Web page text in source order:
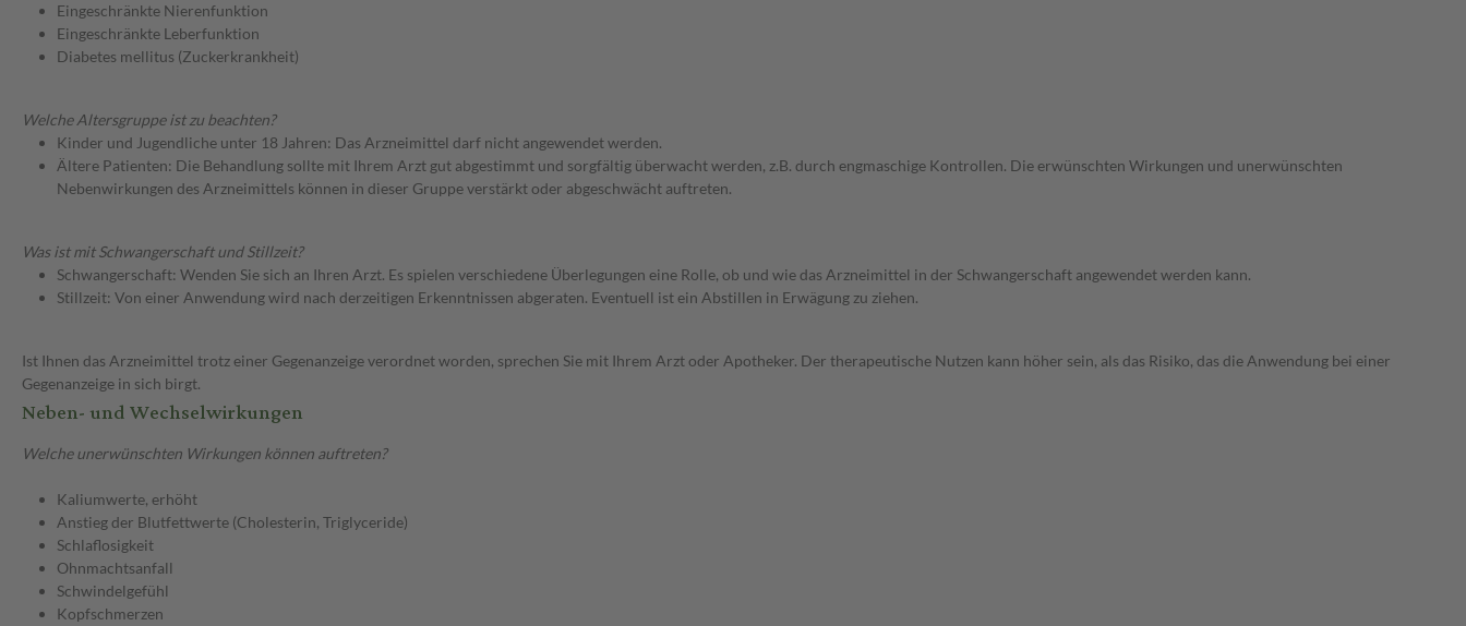
Eingeschränkte Nierenfunktion
Eingeschränkte Leberfunktion
Diabetes mellitus (Zuckerkrankheit)
Welche Altersgruppe ist zu beachten?
Kinder und Jugendliche unter 18 Jahren: Das Arzneimittel darf nicht angewendet werden.
Ältere Patienten: Die Behandlung sollte mit Ihrem Arzt gut abgestimmt und sorgfältig überwacht werden, z.B. durch engmaschige Kontrollen. Die erwünschten Wirkungen und unerwünschten
Nebenwirkungen des Arzneimittels können in dieser Gruppe verstärkt oder abgeschwächt auftreten.
Was ist mit Schwangerschaft und Stillzeit?
Schwangerschaft: Wenden Sie sich an Ihren Arzt. Es spielen verschiedene Überlegungen eine Rolle, ob und wie das Arzneimittel in der Schwangerschaft angewendet werden kann.
Stillzeit: Von einer Anwendung wird nach derzeitigen Erkenntnissen abgeraten. Eventuell ist ein Abstillen in Erwägung zu ziehen.
Ist Ihnen das Arzneimittel trotz einer Gegenanzeige verordnet worden, sprechen Sie mit Ihrem Arzt oder Apotheker. Der therapeutische Nutzen kann höher sein, als das Risiko, das die Anwendung bei einer
Gegenanzeige in sich birgt.
Neben- und Wechselwirkungen
Welche unerwünschten Wirkungen können auftreten?
Kaliumwerte, erhöht
Anstieg der Blutfettwerte (Cholesterin, Triglyceride)
Schlaflosigkeit
Ohnmachtsanfall
Schwindelgefühl
Kopfschmerzen